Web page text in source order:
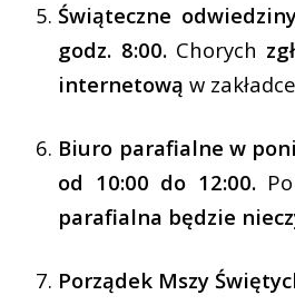
Świąteczne
godz. 8:00.Chorych
internetowąw zakładce
Biuro parafialne w
od 10:00 do 12:00.Po
parafialna będzie
Porządek Mszy